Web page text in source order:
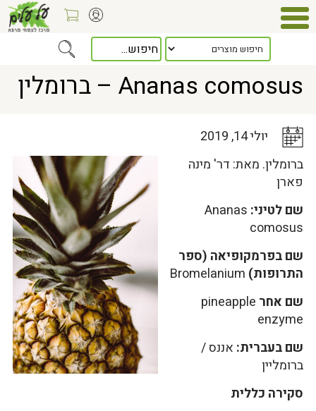
כלל המאמרים> Ananas comosus – ברומלין
Ananas comosus – ברומלין
יולי 14, 2019
ברומלין. מאת: דר' מינה
פארן
שם לטיני: Ananas
comosus
שם בפרמקופיאה (ספר
התרופות)
שם אחר pineapple
enzyme
שם בעברית: אננס /
ברומליין
סקירה כללית